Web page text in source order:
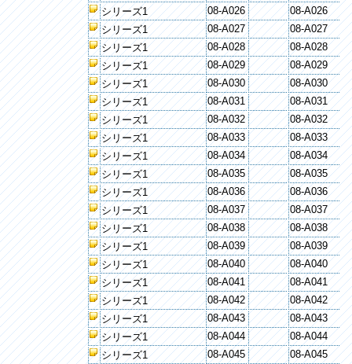
シリーズ1
08-A026
08-A026
シリーズ1
08-A027
08-A027
シリーズ1
08-A028
08-A028
シリーズ1
08-A029
08-A029
シリーズ1
08-A030
08-A030
シリーズ1
08-A031
08-A031
シリーズ1
08-A032
08-A032
シリーズ1
08-A033
08-A033
シリーズ1
08-A034
08-A034
シリーズ1
08-A035
08-A035
シリーズ1
08-A036
08-A036
シリーズ1
08-A037
08-A037
シリーズ1
08-A038
08-A038
シリーズ1
08-A039
08-A039
シリーズ1
08-A040
08-A040
シリーズ1
08-A041
08-A041
シリーズ1
08-A042
08-A042
シリーズ1
08-A043
08-A043
シリーズ1
08-A044
08-A044
シリーズ1
08-A045
08-A045